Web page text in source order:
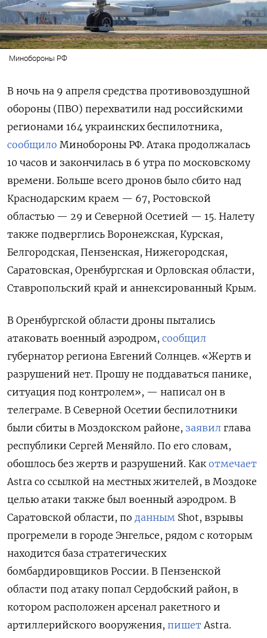
Минобороны РФ
В ночь на 9 апреля средства противовоздушной
обороны (ПВО) перехватили над российскими
регионами 164 украинских беспилотника,
сообщило Минобороны РФ. Атака продолжалась
10 часов и закончилась в 6 утра по московскому
времени. Больше всего дронов было сбито над
Краснодарским краем — 67, Ростовской
областью — 29 и Северной Осетией — 15. Налету
также подверглись Воронежская, Курская,
Белгородская, Пензенская, Нижегородская,
Саратовская, Оренбургская и Орловская области,
Ставропольский край и аннексированный Крым.
В Оренбургской области дроны пытались
атаковать военный аэродром, сообщил
губернатор региона Евгений Солнцев. «Жертв и
разрушений нет. Прошу не поддаваться панике,
ситуация под контролем», — написал он в
телеграме. В Северной Осетии беспилотники
были сбиты в Моздокском районе, заявил глава
республики Сергей Меняйло. По его словам,
обошлось без жертв и разрушений. Как отмечает
Astra со ссылкой на местных жителей, в Моздоке
целью атаки также был военный аэродром. В
Саратовской области, по данным Shot, взрывы
прогремели в городе Энгельсе, рядом с которым
находится база стратегических
бомбардировщиков России. В Пензенской
области под атаку попал Сердобский район, в
котором расположен арсенал ракетного и
артиллерийского вооружения, пишетAstra.